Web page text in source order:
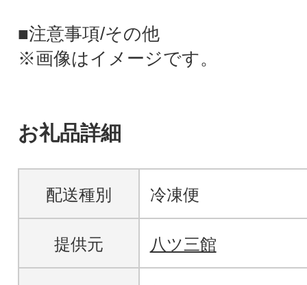
■注意事項/その他
※画像はイメージです。
お礼品詳細
配送種別 冷凍便
提供元 八ツ三館